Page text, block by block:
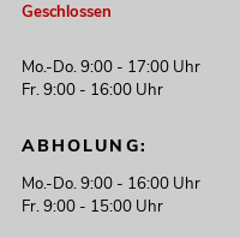
Geschlossen
Mo.-Do. 9:00 - 17:00 Uhr
Fr. 9:00 - 16:00 Uhr
ABHOLUNG:
Mo.-Do. 9:00 - 16:00 Uhr
Fr. 9:00 - 15:00 Uhr